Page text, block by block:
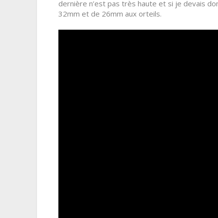
dernière n’est pas très haute et si je devais
32mm et de 26mm aux orteils.